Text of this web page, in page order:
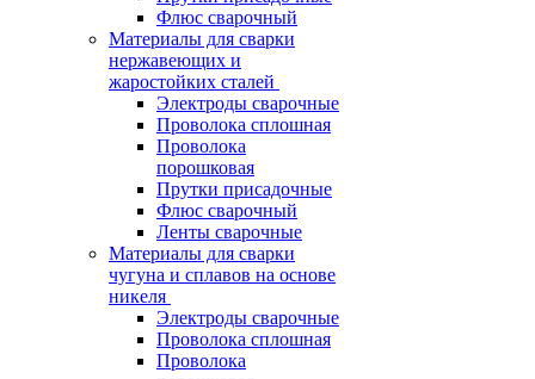
Флюс сварочный
Материалы для сварки
нержавеющих и
жаростойких сталей
Электроды сварочные
Проволока сплошная
Проволока
порошковая
Прутки присадочные
Флюс сварочный
Ленты сварочные
Материалы для сварки
чугуна и сплавов на основе
никеля
Электроды сварочные
Проволока сплошная
Проволока